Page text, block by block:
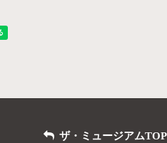
ザ・ミュージアムTOP